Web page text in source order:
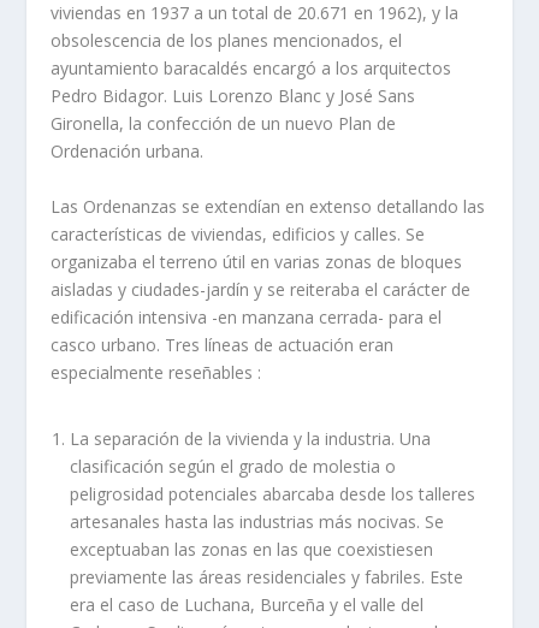
viviendas en 1937 a un total de 20.671 en 1962), y la
obsolescencia de los planes mencionados, el
ayuntamiento baracaldés encargó a los arquitectos
Pedro Bidagor. Luis Lorenzo Blanc y José Sans
Gironella, la confección de un nuevo Plan de
Ordenación urbana.
Las Ordenanzas se extendí­an en extenso detallando las
caracterí­sticas de viviendas, edificios y calles. Se
organizaba el terreno útil en varias zonas de bloques
aisladas y ciudades-jardí­n y se reiteraba el carácter de
edificación intensiva -en manzana cerrada- para el
casco urbano. Tres lí­neas de actuación eran
especialmente reseñables :
La separación de la vivienda y la industria. Una
clasificación según el grado de molestia o
peligrosidad potenciales abarcaba desde los talleres
artesanales hasta las industrias más nocivas. Se
exceptuaban las zonas en las que coexistiesen
previamente las áreas residenciales y fabriles. Este
era el caso de Luchana, Burceña y el valle del